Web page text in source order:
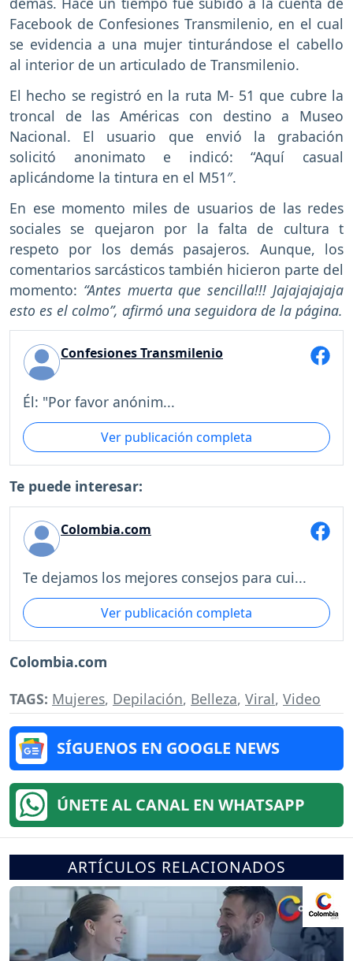
Facebook de Confesiones Transmilenio, en el cual
se evidencia a una mujer tinturándose el cabello
al interior de un articulado de Transmilenio.
El hecho se registró en la ruta M- 51 que cubre la
troncal de las Américas con destino a Museo
Nacional. El usuario que envió la grabación
solicitó anonimato e indicó: “Aquí casual
aplicándome la tintura en el M51″.
En ese momento miles de usuarios de las redes
sociales se quejaron por la falta de cultura t
respeto por los demás pasajeros. Aunque, los
comentarios sarcásticos también hicieron parte del
momento: “Antes muerta que sencilla!!! Jajajajajaja
esto es el colmo”, afirmó una seguidora de la página.
Confesiones Transmilenio
Él: "Por favor anónim...
Ver publicación completa
Te puede interesar:
Colombia.com
Te dejamos los mejores consejos para cui...
Ver publicación completa
Colombia.com
TAGS: Mujeres, Depilación, Belleza, Viral, Video
SÍGUENOS EN GOOGLE NEWS
ÚNETE AL CANAL EN WHATSAPP
ARTÍCULOS RELACIONADOS